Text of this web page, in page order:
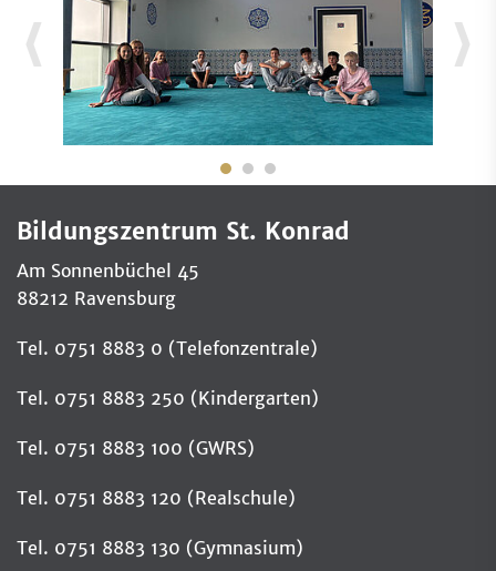
Bildungszentrum St. Konrad
Am Sonnenbüchel 45
88212 Ravensburg
Tel. 0751 8883 0 (Telefonzentrale)
Tel. 0751 8883 250 (Kindergarten)
Tel. 0751 8883 100 (GWRS)
Tel. 0751 8883 120 (Realschule)
Tel. 0751 8883 130 (Gymnasium)